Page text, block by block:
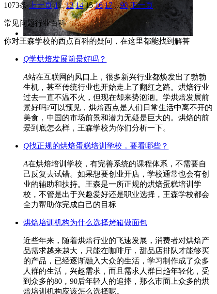
1073条 上一页 1...13 14 15 16 17...90 下一页
常见问题行业百科
你对王森学校的西点百科的疑问，在这里都能找到解答
Q学烘焙发展前景好吗？
A站在互联网的风口上，很多新兴行业都焕发出了勃勃
生机，甚至传统行业也开始走上了翻红之路。烘焙行业
过去一直不温不火，但现在却来势汹汹。学烘焙发展前
景好吗?可以预见，烘焙西点是人们日常生活中离不开的
美食，中国的市场前景和潜力无疑是巨大的。烘焙的前
景到底怎么样，王森学校为你们分析一下。
Q找正规的烘焙蛋糕培训学校，要看哪些？
A在烘焙培训学校，有完善系统的课程体系，不需要自
己反复去试错。如果想要创业开店，学校通常也会有创
业的辅助和扶持。王森是一所正规的烘焙蛋糕培训学
校，不管是出于兴趣爱好还是职业选择，王森学校都会
全力帮助你完成自己的目标
烘焙培训机构为什么选择烤箱做面包
近些年来，随着烘焙行业的飞速发展，消费者对烘焙产
品需求越来越大，只能在咖啡厅，甜品店排队才能够买
的产品，已经逐渐融入大众的生活，学习制作成了众多
人群的生活，兴趣需求，而且需求人群日趋年轻化，受
到众多的80，90后年轻人的追捧，那么市面上众多的烘
焙培训机构应该怎么选择呢。